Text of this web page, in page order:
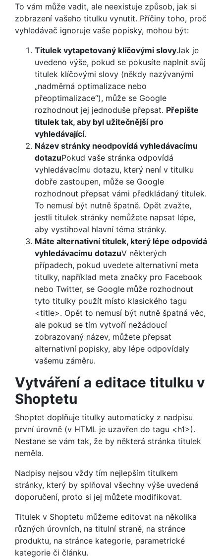
To vám může vadit, ale neexistuje způsob, jak si
zobrazení vašeho titulku vynutit. Příčiny toho, proč
vyhledávač ignoruje vaše popisky, mohou být:
Titulek vytapetovaný klíčovými slovyJak je
uvedeno výše, pokud se pokusíte naplnit svůj
titulek klíčovými slovy (někdy nazývanými
„nadměrná optimalizace nebo
přeoptimalizace“), může se Google
rozhodnout jej jednoduše přepsat. Přepište
titulek tak, aby byl užitečnější pro
vyhledávající.
Název stránky neodpovídá vyhledávacímu
dotazuPokud vaše stránka odpovídá
vyhledávacímu dotazu, který není v titulku
dobře zastoupen, může se Google
rozhodnout přepsat vámi předkládaný titulek.
To nemusí být nutně špatně. Opět zvažte,
jestli titulek stránky nemůžete napsat lépe,
aby vystihoval hlavní téma stránky.
Máte alternativní titulek, který lépe odpovídá
vyhledávacímu dotazuV některých
případech, pokud uvedete alternativní meta
titulky, například meta značky pro Facebook
nebo Twitter, se Google může rozhodnout
tyto titulky použít místo klasického tagu
<title>. Opět to nemusí být nutně špatná věc,
ale pokud se tím vytvoří nežádoucí
zobrazovaný název, můžete přepsat
alternativní popisky, aby lépe odpovídaly
vašemu záměru.
Vytváření a editace titulku v
Shoptetu
Shoptet doplňuje titulky automaticky z nadpisu
první úrovně (v HTML je uzavřen do tagu <h1>).
Nestane se vám tak, že by některá stránka titulek
neměla.
Nadpisy nejsou vždy tím nejlepším titulkem
stránky, který by splňoval všechny výše uvedená
doporučení, proto si jej můžete modifikovat.
Titulek v Shoptetu můžeme editovat na několika
různých úrovních, na titulní straně, na stránce
produktu, na stránce kategorie, parametrické
kategorie či článku.